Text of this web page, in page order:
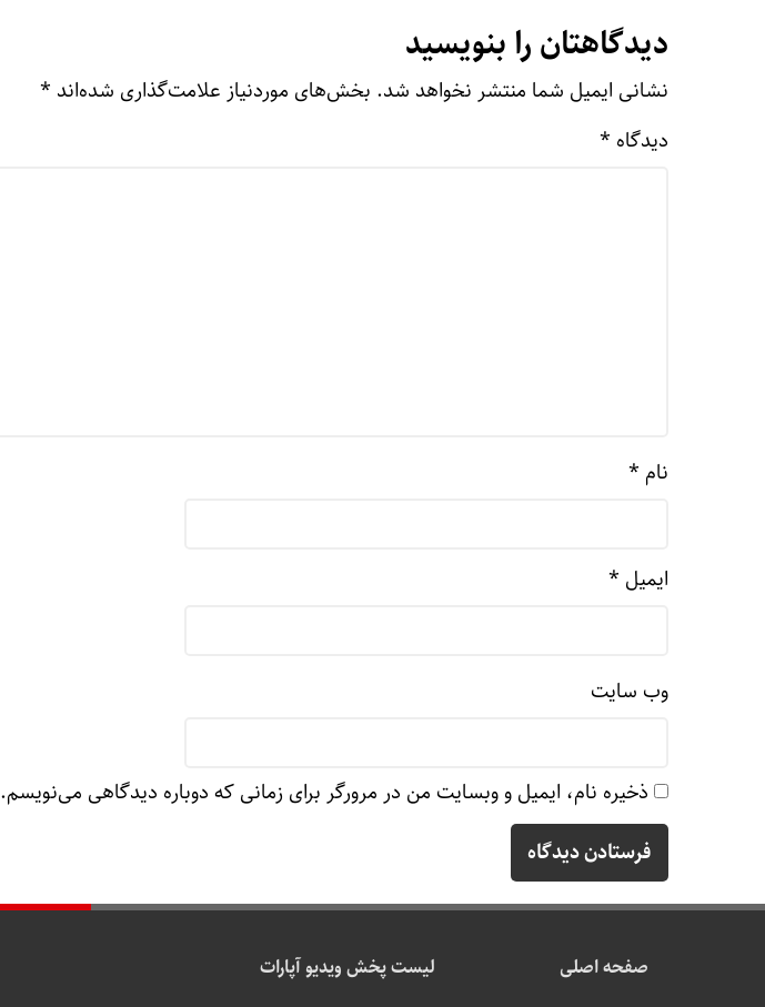
دیدگاهتان را بنویسید
نشانی ایمیل شما منتشر نخواهد شد. بخش‌های موردنیاز علامت‌گذاری شده‌اند *
دیدگاه *
نام *
ایمیل *
وب‌ سایت
ذخیره نام، ایمیل و وبسایت من در مرورگر برای زمانی که دوباره دیدگاهی می‌نویسم.
صفحه اصلی لیست پخش ویدیو آپارات